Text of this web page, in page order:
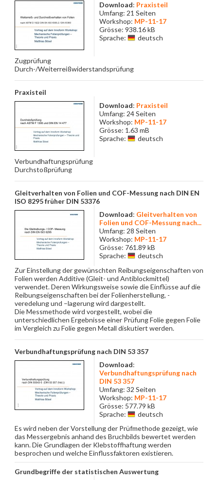
Download: Praxisteil
Umfang: 21 Seiten
Workshop: MP-11-17
Grösse: 938.16 kB
Sprache:
deutsch
Zugprüfung
Durch-/Weiterreißwiderstandsprüfung
Praxisteil
Download: Praxisteil
Umfang: 24 Seiten
Workshop: MP-11-17
Grösse: 1.63 mB
Sprache:
deutsch
Verbundhaftungsprüfung
Durchstoßprüfung
Gleitverhalten von Folien und COF-Messung nach DIN EN
ISO 8295 früher DIN 53376
Download: Gleitverhalten von
Folien und COF-Messung nach...
Umfang: 28 Seiten
Workshop: MP-11-17
Grösse: 761.89 kB
Sprache:
deutsch
Zur Einstellung der gewünschten Reibungseigenschaften von
Folien werden Additive (Gleit- und Antiblockmittel)
verwendet. Deren Wirkungsweise sowie die Einflüsse auf die
Reibungseigenschaften bei der Folienherstellung, -
veredelung und –lagerung wird dargestellt.
Die Messmethode wird vorgestellt, wobei die
unterschiedlichen Ergebnisse einer Prüfung Folie gegen Folie
im Vergleich zu Folie gegen Metall diskutiert werden.
Verbundhaftungsprüfung nach DIN 53 357
Download:
Verbundhaftungsprüfung nach
DIN 53 357
Umfang: 32 Seiten
Workshop: MP-11-17
Grösse: 577.79 kB
Sprache:
deutsch
Es wird neben der Vorstellung der Prüfmethode gezeigt, wie
das Messergebnis anhand des Bruchbilds bewertet werden
kann. Die Grundlagen der Klebstoffhaftung werden
besprochen und welche Einflussfaktoren existieren.
Grundbegriffe der statistischen Auswertung